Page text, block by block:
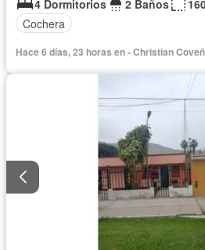
4 Dormitorios 2 Baños
Cochera
Hace 6 días, 23 horas en - Christian